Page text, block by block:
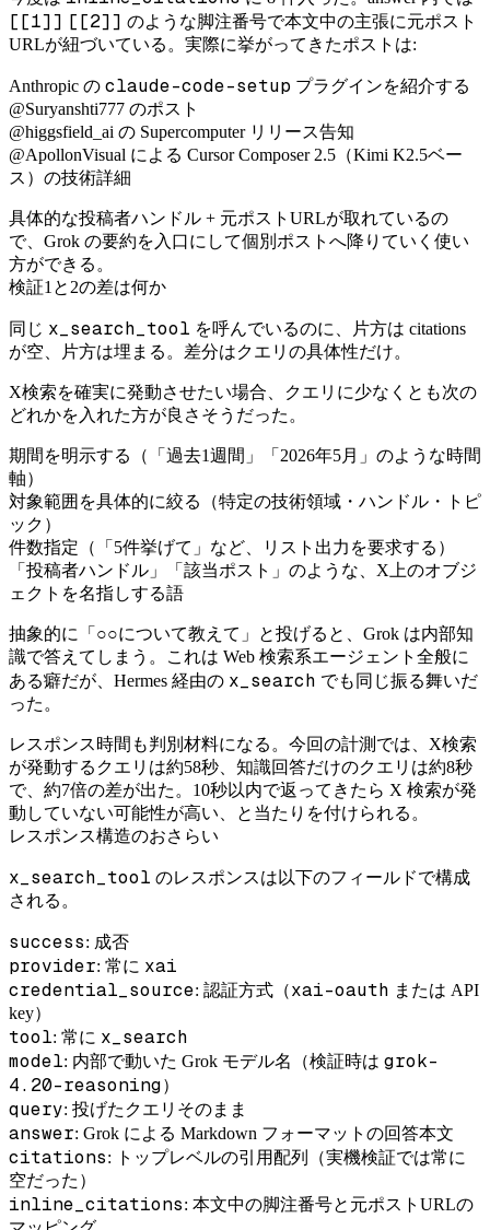
[[1]] [[2]] のような脚注番号で本文中の主張に元ポスト
URLが紐づいている。実際に挙がってきたポストは:
Anthropic の claude-code-setup プラグインを紹介する
@Suryanshti777 のポスト
@higgsfield_ai の Supercomputer リリース告知
@ApollonVisual による Cursor Composer 2.5（Kimi K2.5ベー
ス）の技術詳細
具体的な投稿者ハンドル + 元ポストURLが取れているの
で、Grok の要約を入口にして個別ポストへ降りていく使い
方ができる。
検証1と2の差は何か
同じ x_search_tool を呼んでいるのに、片方は citations
が空、片方は埋まる。差分はクエリの具体性だけ。
X検索を確実に発動させたい場合、クエリに少なくとも次の
どれかを入れた方が良さそうだった。
期間を明示する（「過去1週間」「2026年5月」のような時間
軸）
対象範囲を具体的に絞る（特定の技術領域・ハンドル・トピ
ック）
件数指定（「5件挙げて」など、リスト出力を要求する）
「投稿者ハンドル」「該当ポスト」のような、X上のオブジ
ェクトを名指しする語
抽象的に「○○について教えて」と投げると、Grok は内部知
識で答えてしまう。これは Web 検索系エージェント全般に
ある癖だが、Hermes 経由の x_search でも同じ振る舞いだ
った。
レスポンス時間も判別材料になる。今回の計測では、X検索
が発動するクエリは約58秒、知識回答だけのクエリは約8秒
で、約7倍の差が出た。10秒以内で返ってきたら X 検索が発
動していない可能性が高い、と当たりを付けられる。
レスポンス構造のおさらい
x_search_tool のレスポンスは以下のフィールドで構成
される。
success: 成否
provider: 常に xai
credential_source: 認証方式（xai-oauth または API
key）
tool: 常に x_search
model: 内部で動いた Grok モデル名（検証時は grok-
4.20-reasoning）
query: 投げたクエリそのまま
answer: Grok による Markdown フォーマットの回答本文
citations: トップレベルの引用配列（実機検証では常に
空だった）
inline_citations: 本文中の脚注番号と元ポストURLの